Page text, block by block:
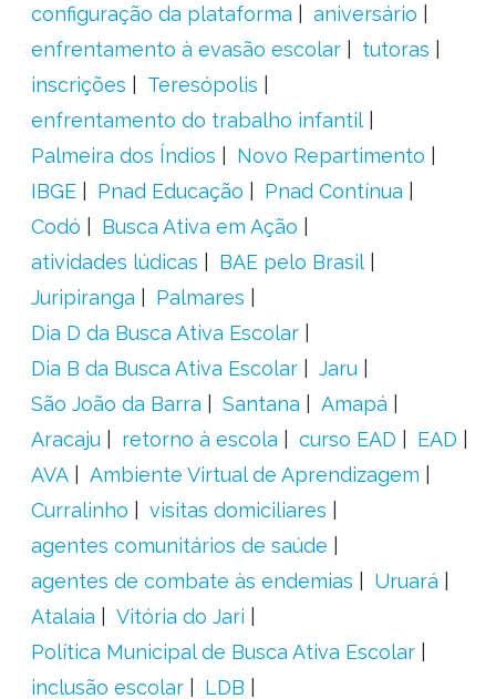
configuração da plataforma
aniversário
enfrentamento à evasão escolar
tutoras
inscrições
Teresópolis
enfrentamento do trabalho infantil
Palmeira dos Índios
Novo Repartimento
IBGE
Pnad Educação
Pnad Contínua
Codó
Busca Ativa em Ação
atividades lúdicas
BAE pelo Brasil
Juripiranga
Palmares
Dia D da Busca Ativa Escolar
Dia B da Busca Ativa Escolar
Jaru
São João da Barra
Santana
Amapá
Aracaju
retorno à escola curso EAD
EAD
AVA
Ambiente Virtual de Aprendizagem
Curralinho
visitas domiciliares
agentes comunitários de saúde
agentes de combate às endemias
Uruará
Atalaia
Vitória do Jari
Política Municipal de Busca Ativa Escolar
inclusão escolar
LDB